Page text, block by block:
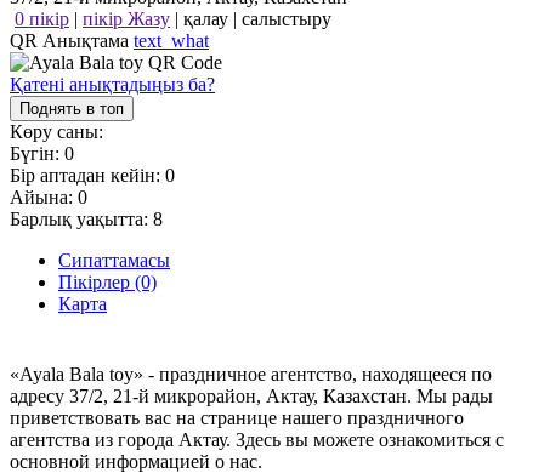
0 пікір | пікір Жазу | қалау | салыстыру
QR Анықтама text_what
Қатені анықтадыңыз ба?
Поднять в топ
Көру саны:
Бүгін: 0
Бір аптадан кейін: 0
Айына: 0
Барлық уақытта: 8
Сипаттамасы
Пікірлер (0)
Карта
«Ayala Bala toy» - праздничное агентство, находящееся по
адресу 37/2, 21-й микрорайон, Актау, Казахстан. Мы рады
приветствовать вас на странице нашего праздничного
агентства из города Актау. Здесь вы можете ознакомиться с
основной информацией о нас.